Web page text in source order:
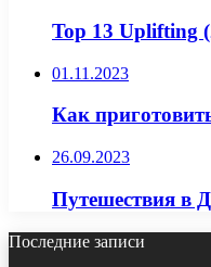
Top 13 Uplifting
01.11.2023
Как
26.09.2023
Путешествия в
Последние записи